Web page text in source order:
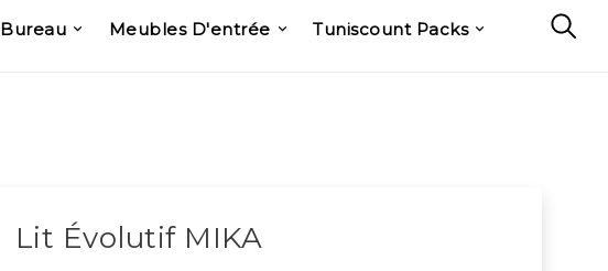
Bureau Meubles D'entrée Tuniscount Packs
Lit Évolutif MIKA